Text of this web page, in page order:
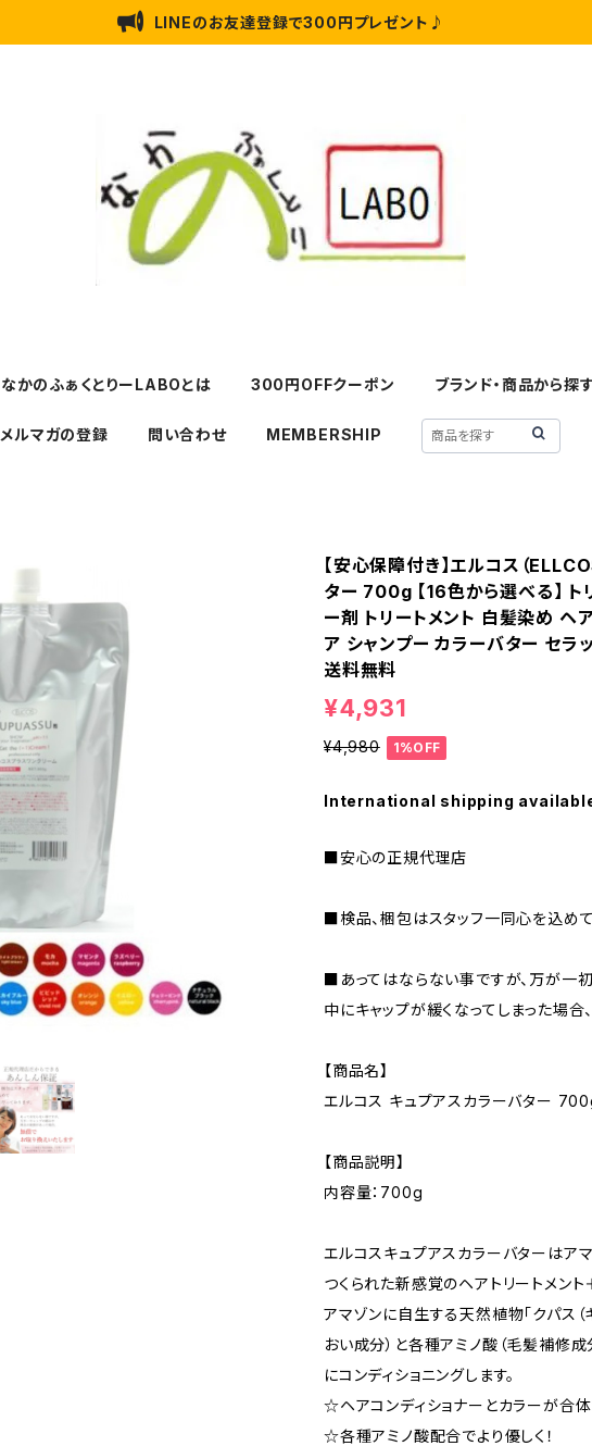
LINEのお友達登録で300円プレゼント♪
なかのふぁくとりーLABOとは 300円OFFクーポン ブランド・商品から探す
メルマガの登録 問い合わせ MEMBERSHIP
【安心保障付き】エルコス（
ター 700g 【16色から選べる】 ト
ー剤 トリートメント 白髪染め ヘ
ア シャンプー カラーバター セラ
送料無料
¥4,931
¥4,980 1%OFF
International shipping
■安心の正規代理店
■検品、梱包はスタッフ一同心を込めて
■あってはならない事ですが、万が一
中にキャップが緩くなってしまった場合
【商品名】
エルコス キュプアスカラーバター
【商品説明】
内容量：700g
エルコスキュプアスカラーバターはア
つくられた新感覚のヘアトリートメント
アマゾンに自生する天然植物「クパス（
おい成分）と各種アミノ酸（毛髪補修成
にコンディショニングします。
☆ヘアコンディショナーとカラーが合体
☆各種アミノ酸配合でより優しく！